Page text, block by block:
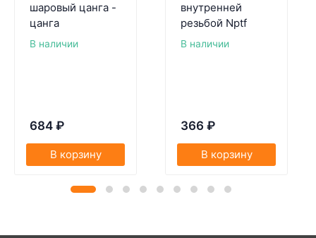
шаровый цанга -
цанга
В наличии
684 ₽
В корзину
внутренней
резьбой Nptf
В наличии
366 ₽
В корзину